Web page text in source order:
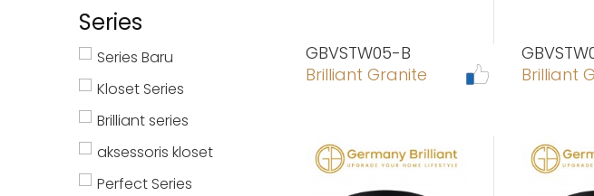
Series
Series Baru
Kloset Series
Brilliant series
aksessoris kloset
Perfect Series
GBVSTW05-B
Brilliant Granite
Brilliant